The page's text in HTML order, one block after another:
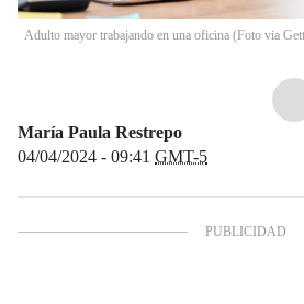
Adulto mayor trabajando en una oficina (Foto via
María Paula Restrepo
04/04/2024 - 09:41 GMT-5